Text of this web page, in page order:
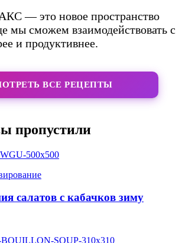
— это новое пространство
мы сможем взаимодействовать с
и продуктивнее.
ВСЕ РЕЦЕПТЫ
пропустили
салатов с кабачков зиму